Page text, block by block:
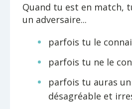
Quand tu est en match,
un adversaire...
parfois tu le
parfois tu ne le
parfois tu auras
désagréable et